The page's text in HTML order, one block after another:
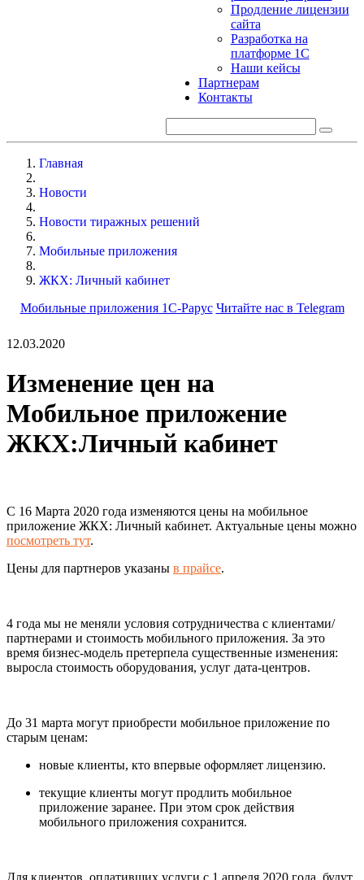
Продление лицензии
сайта
Разработка на
платформе 1С
Наши кейсы
Партнерам
Контакты
Главная
Новости
Новости тиражных решений
Мобильные приложения
ЖКХ: Личный кабинет
Мобильные приложения 1С-Рарус Читайте нас в Telegram
12.03.2020
Изменение цен на
Мобильное приложение
ЖКХ:Личный кабинет
С 16 Марта 2020 года изменяются цены на мобильное
приложение ЖКХ: Личный кабинет. Актуальные цены можно
посмотреть тут.
Цены для партнеров указаны в прайсе.
4 года мы не меняли условия сотрудничества с клиентами/
партнерами и стоимость мобильного приложения. За это
время бизнес‑модель претерпела существенные изменения:
выросла стоимость оборудования, услуг дата‑центров.
До 31 марта могут приобрести мобильное приложение по
старым ценам:
новые клиенты, кто впервые оформляет лицензию.
текущие клиенты могут продлить мобильное
приложение заранее. При этом срок действия
мобильного приложения сохранится.
Для клиентов, оплативших услуги с 1 апреля 2020 года, будут